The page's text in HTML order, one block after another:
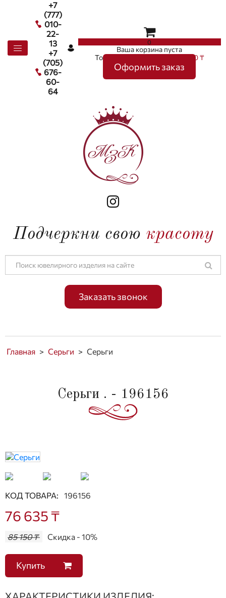
+7
(777)
010-
22-
13
+7
(705)
676-
60-
64
0
Ваша корзина пуста
Товаров в корзине
на сумму0 ₸
Оформить заказ
Подчеркни свою красоту
Заказать звонок
Главная > Серьги > Серьги
Серьги . - 196156
КОД ТОВАРА: 196156
76 635 ₸
85 150 ₸ Скидка - 10%
Купить